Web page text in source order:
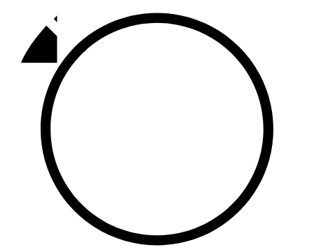
92,9 FM
Базарлы матак
107,1 FM
Балык бистәсе
104,9 FM
Баулы
107,5 FM
Биләр